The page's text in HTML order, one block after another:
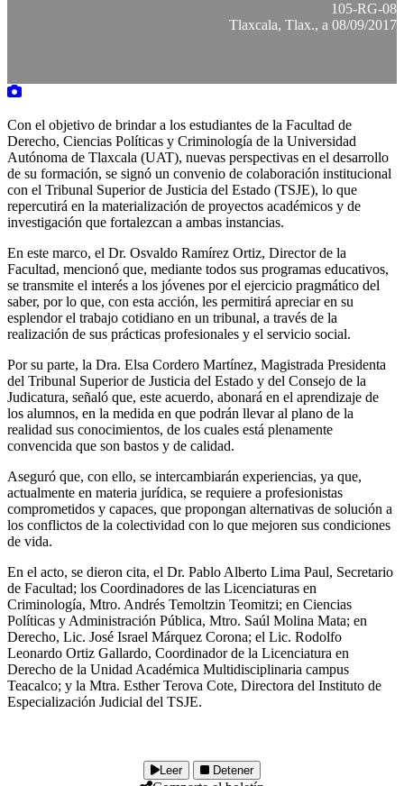
105-RG-08
Tlaxcala, Tlax., a 08/09/2017
Con el objetivo de brindar a los estudiantes de la Facultad de
Derecho, Ciencias Políticas y Criminología de la Universidad
Autónoma de Tlaxcala (UAT), nuevas perspectivas en el desarrollo
de su formación, se signó un convenio de colaboración institucional
con el Tribunal Superior de Justicia del Estado (TSJE), lo que
repercutirá en la materialización de proyectos académicos y de
investigación que fortalezcan a ambas instancias.
En este marco, el Dr. Osvaldo Ramírez Ortiz, Director de la
Facultad, mencionó que, mediante todos sus programas educativos,
se transmite el interés a los jóvenes por el ejercicio pragmático del
saber, por lo que, con esta acción, les permitirá apreciar en su
esplendor el trabajo cotidiano en un tribunal, a través de la
realización de sus prácticas profesionales y el servicio social.
Por su parte, la Dra. Elsa Cordero Martínez, Magistrada Presidenta
del Tribunal Superior de Justicia del Estado y del Consejo de la
Judicatura, señaló que, este acuerdo, abonará en el aprendizaje de
los alumnos, en la medida en que podrán llevar al plano de la
realidad sus conocimientos, de los cuales está plenamente
convencida que son bastos y de calidad.
Aseguró que, con ello, se intercambiarán experiencias, ya que,
actualmente en materia jurídica, se requiere a profesionistas
comprometidos y capaces, que propongan alternativas de solución a
los conflictos de la colectividad con lo que mejoren sus condiciones
de vida.
En el acto, se dieron cita, el Dr. Pablo Alberto Lima Paul, Secretario
de Facultad; los Coordinadores de las Licenciaturas en
Criminología, Mtro. Andrés Temoltzin Teomitzi; en Ciencias
Políticas y Administración Pública, Mtro. Saúl Molina Mata; en
Derecho, Lic. José Israel Márquez Corona; el Lic. Rodolfo
Leonardo Ortiz Gallardo, Coordinador de la Licenciatura en
Derecho de la Unidad Académica Multidisciplinaria campus
Teacalco; y la Mtra. Esther Terova Cote, Directora del Instituto de
Especialización Judicial del TSJE.
Leer Detener